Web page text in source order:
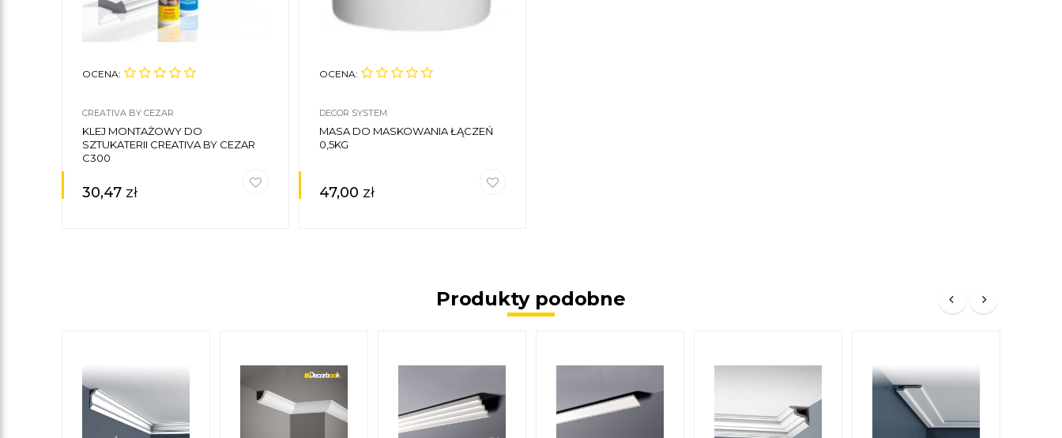
OCENA:
CREATIVA BY CEZAR
KLEJ MONTAŻOWY DO
SZTUKATERII CREATIVA BY CEZAR
C300
30,47 zł
OCENA:
DECOR SYSTEM
MASA DO MASKOWANIA ŁĄCZEŃ
0,5KG
47,00 zł
Produkty podobne